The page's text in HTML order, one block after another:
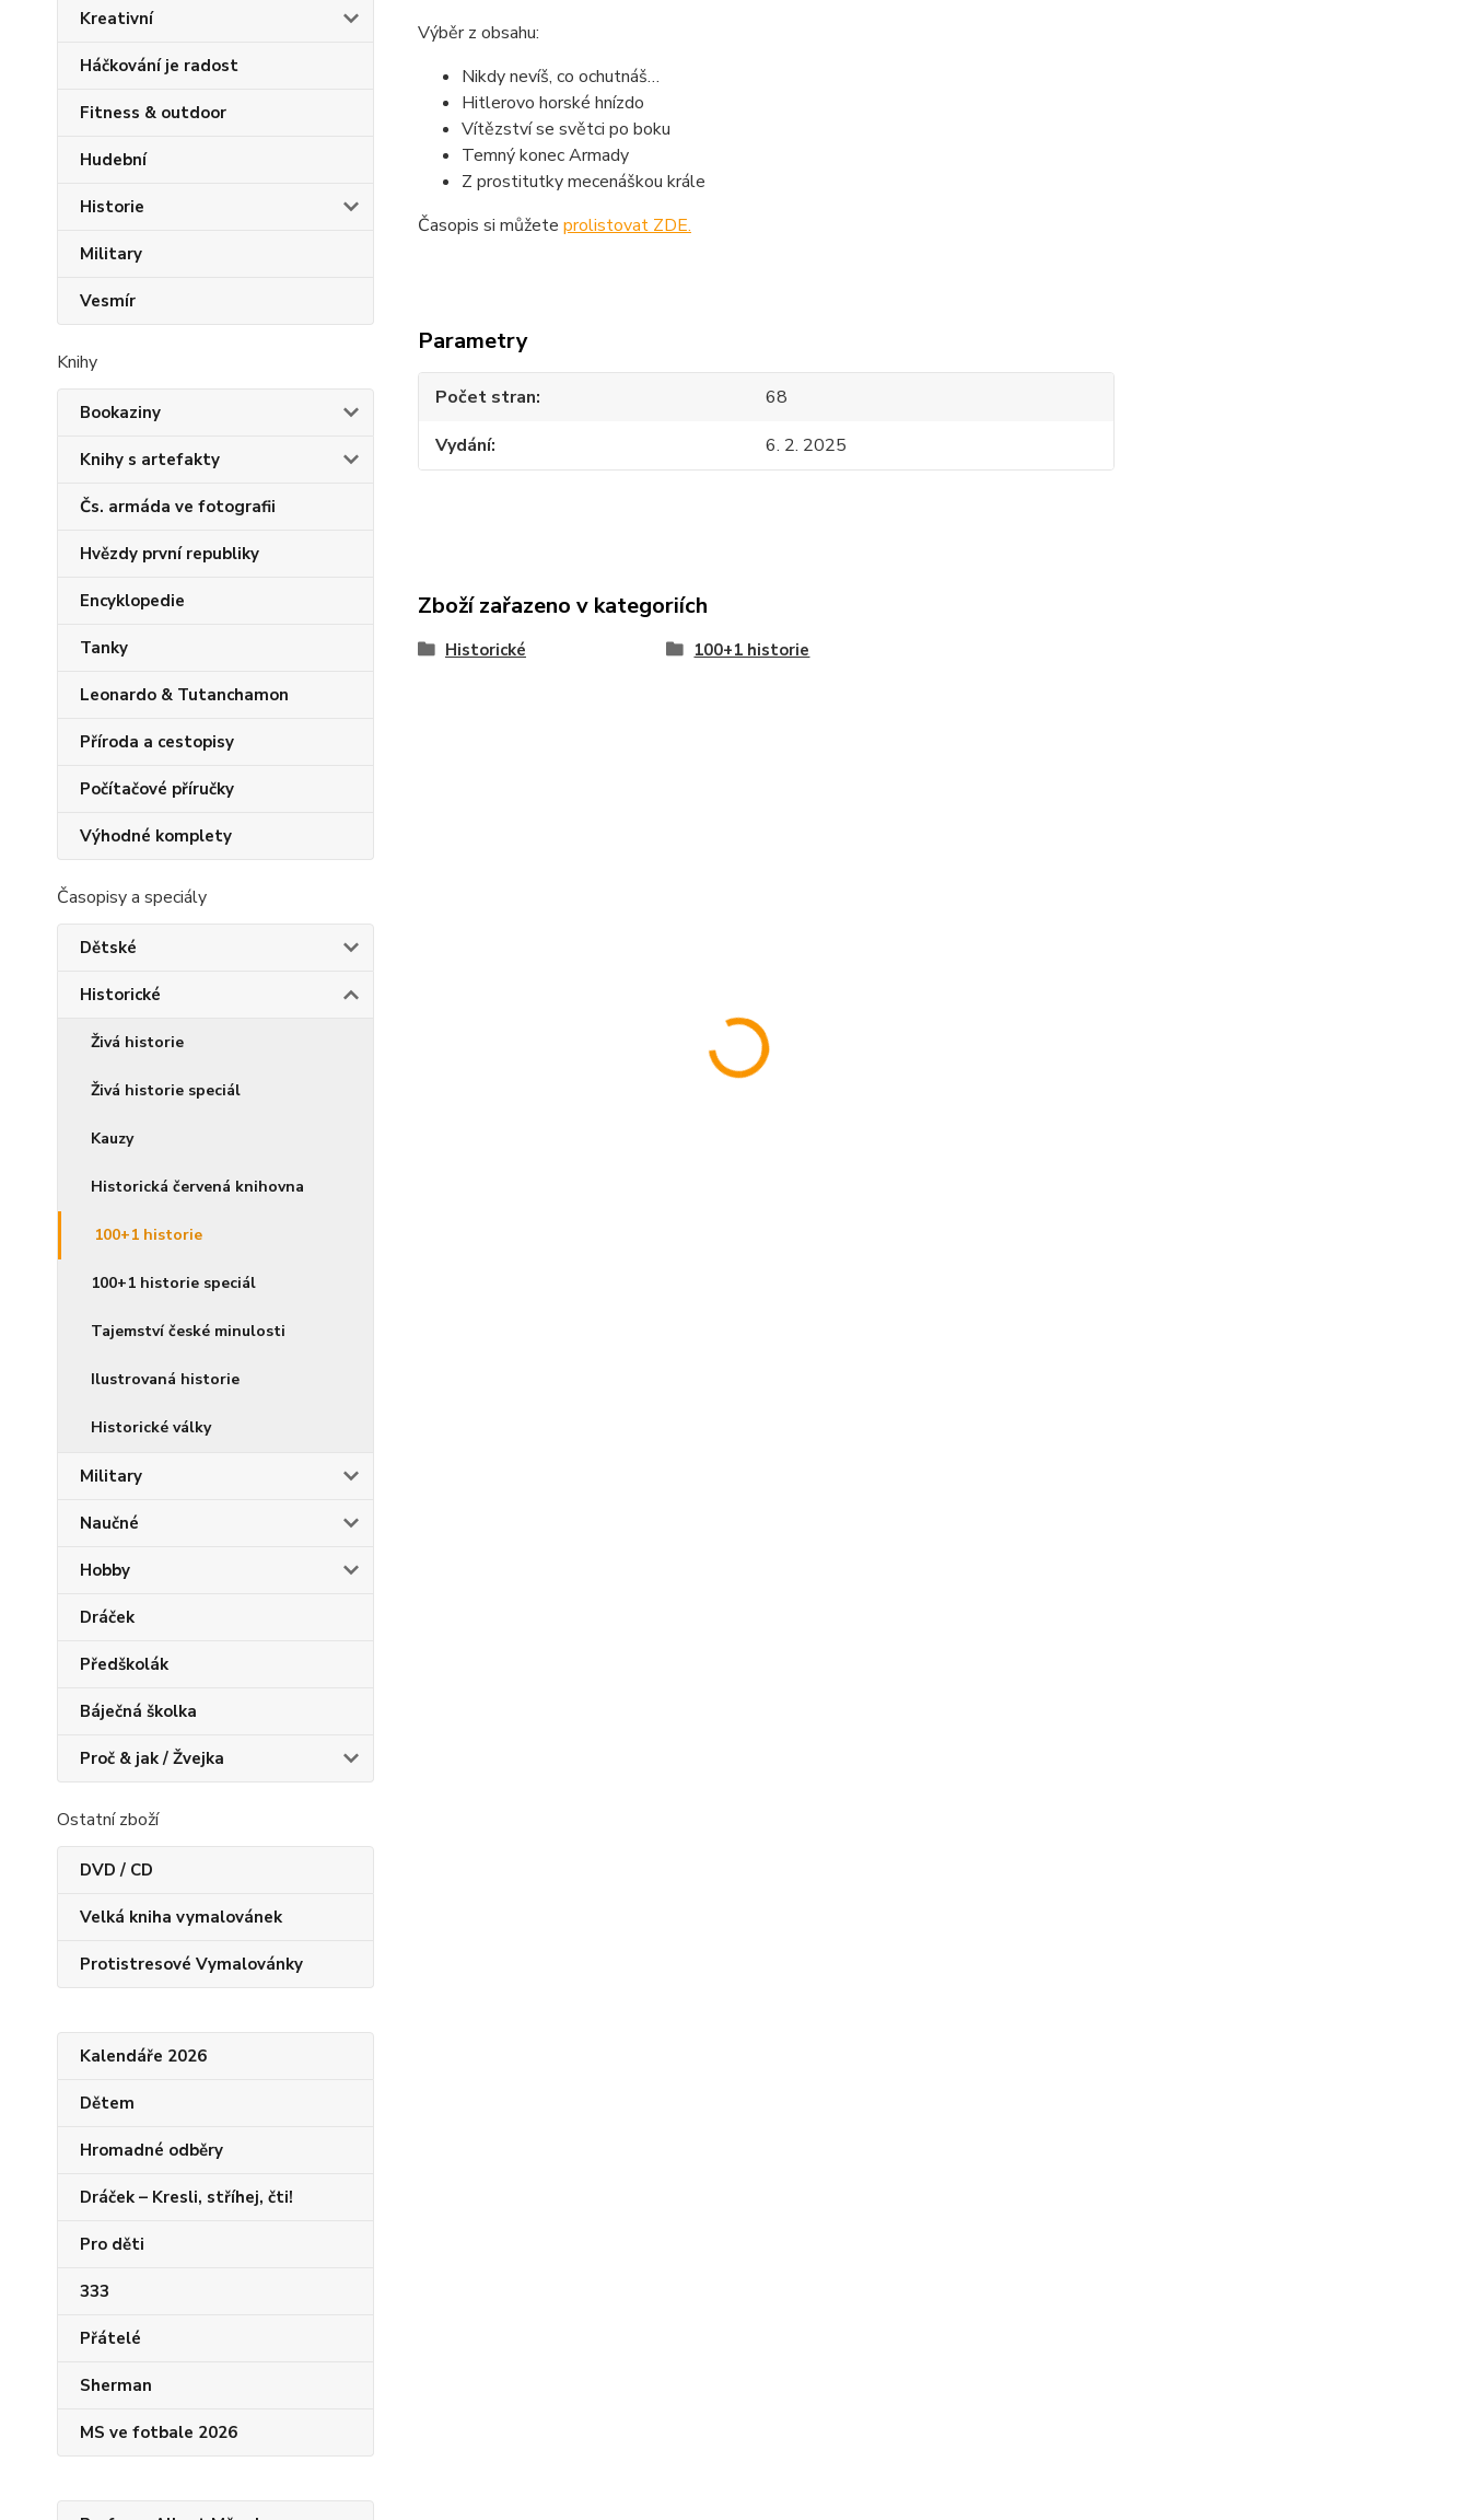
Kreativní
Háčkování je radost
Fitness & outdoor
Hudební
Historie
Military
Vesmír
Knihy
Bookaziny
Knihy s artefakty
Čs. armáda ve fotografii
Hvězdy první republiky
Encyklopedie
Tanky
Leonardo & Tutanchamon
Příroda a cestopisy
Počítačové příručky
Výhodné komplety
Časopisy a speciály
Dětské
Historické
Živá historie
Živá historie speciál
Kauzy
Historická červená knihovna
100+1 historie
100+1 historie speciál
Tajemství české minulosti
Ilustrovaná historie
Historické války
Military
Naučné
Hobby
Dráček
Předškolák
Báječná školka
Proč & jak / Žvejka
Ostatní zboží
DVD / CD
Velká kniha vymalovánek
Protistresové Vymalovánky
Kalendáře 2026
Dětem
Hromadné odběry
Dráček – Kresli, stříhej, čti!
Pro děti
333
Přátelé
Sherman
MS ve fotbale 2026
Výběr z obsahu:
Nikdy nevíš, co ochutnáš…
Hitlerovo horské hnízdo
Vítězství se světci po boku
Temný konec Armady
Z prostitutky mecenáškou krále
Časopis si můžete prolistovat ZDE.
Parametry
Počet stran
68
Vydání
6. 2. 2025
Zboží zařazeno v kategoriích
Historické 100+1 historie